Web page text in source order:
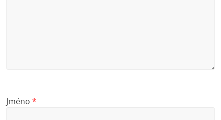
Jméno*